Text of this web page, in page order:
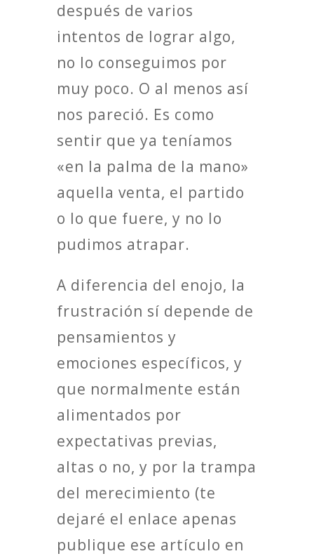
después de varios
intentos de lograr algo,
no lo conseguimos por
muy poco. O al menos así
nos pareció. Es como
sentir que ya teníamos
«en la palma de la mano»
aquella venta, el partido
o lo que fuere, y no lo
pudimos atrapar.
A diferencia del enojo, la
frustración sí depende de
pensamientos y
emociones específicos, y
que normalmente están
alimentados por
expectativas previas,
altas o no, y por la trampa
del merecimiento (te
dejaré el enlace apenas
publique ese artículo en